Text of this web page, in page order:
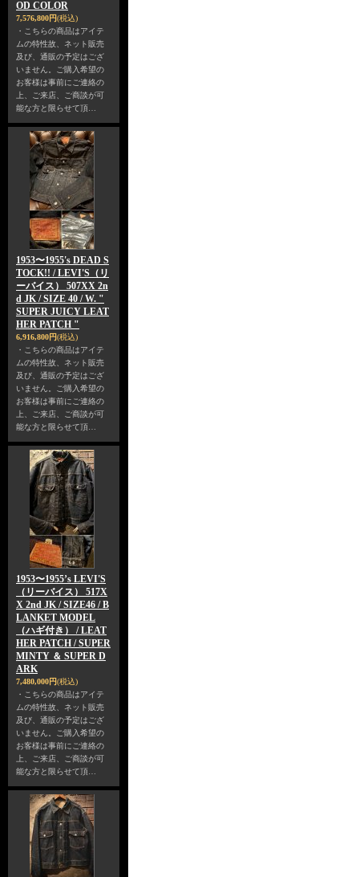
OD COLOR
7,576,800円(税込)
・こちらの商品はアイテ
ムの特性故、ネット販売
及び、通販の予定はござ
いません。ご購入希望の
お客様は事前にご連絡の
上、ご来店、ご商談が可
能な方と限らせて頂…
1953〜1955's DEAD S
TOCK!! / LEVI'S（リ
ーバイス） 507XX 2n
d JK / SIZE 40 / W. "
SUPER JUICY LEAT
HER PATCH "
6,916,800円(税込)
・こちらの商品はアイテ
ムの特性故、ネット販売
及び、通販の予定はござ
いません。ご購入希望の
お客様は事前にご連絡の
上、ご来店、ご商談が可
能な方と限らせて頂…
1953〜1955’s LEVI'S
（リーバイス） 517X
X 2nd JK / SIZE46 / B
LANKET MODEL
（ハギ付き） / LEAT
HER PATCH / SUPER
MINTY ＆ SUPER D
ARK
7,480,000円(税込)
・こちらの商品はアイテ
ムの特性故、ネット販売
及び、通販の予定はござ
いません。ご購入希望の
お客様は事前にご連絡の
上、ご来店、ご商談が可
能な方と限らせて頂…